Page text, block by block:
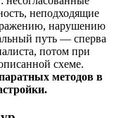
неподходящие
нарушению
путь — сперва
потом при
схеме.
методов в